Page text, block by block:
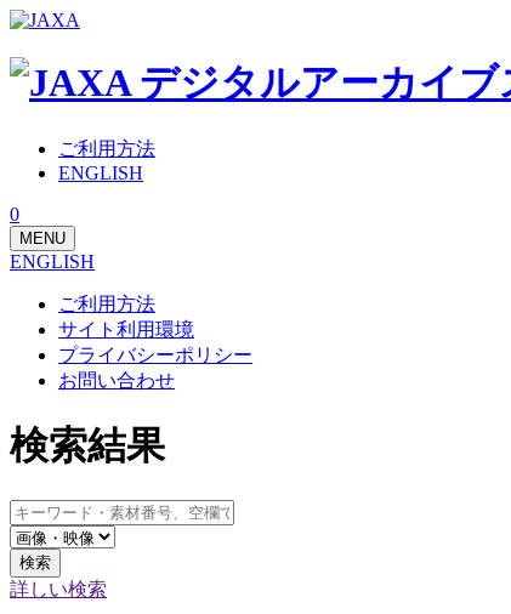
ご利用方法
ENGLISH
0
MENU
ENGLISH
ご利用方法
サイト利用環境
プライバシーポリシー
お問い合わせ
検索結果
検索
詳しい検索